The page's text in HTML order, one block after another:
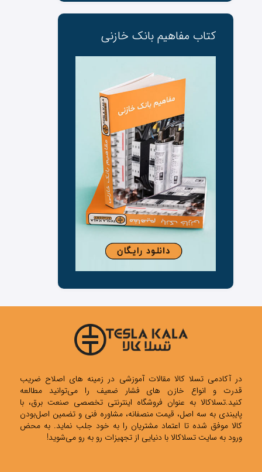
کتاب مفاهیم بانک ‌خازنی
در آکادمی تسلا کالا مقالات آموزشی در زمینه های اصلاح ضریب
قدرت و انواع خازن های فشار ضعیف را می‌توانید مطالعه
کنید.تسلاکالا به عنوان فروشگاه اینترنتی تخصصی صنعت برق، با
پایبندی به سه اصل، قیمت منصفانه، مشاوره فنی و تضمین اصل‌بودن
کالا موفق شده تا اعتماد مشتریان را به خود جلب نماید. به محض
ورود به سایت تسلاکالا با دنیایی از تجهیزات رو به رو می‌شوید!